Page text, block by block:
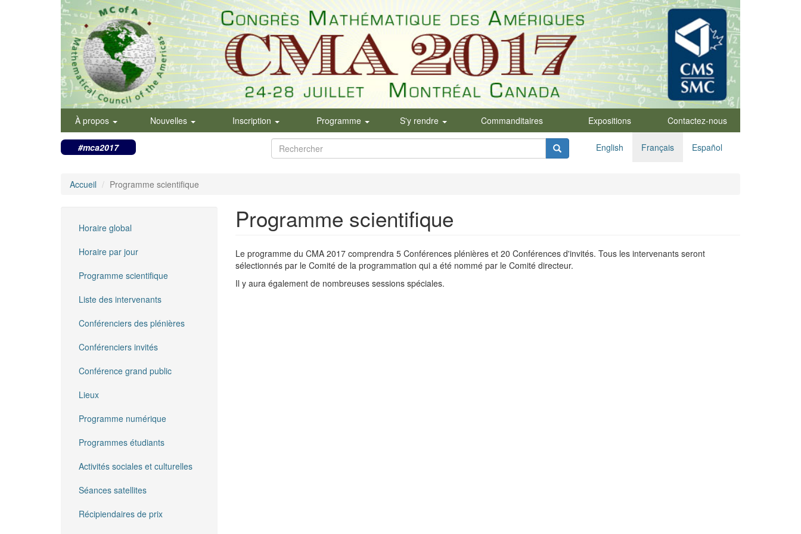
À propos Nouvelles Inscription Programme S'y rendre Commanditaires Expositions Contactez-nous
English Français Español
Formulaire
de
#mca2017
Accueil Programme scientifique
Horaire global
Horaire par jour
Programme scientifique
Liste des intervenants
Conférenciers des plénières
Conférenciers invités
Conférence grand public
Lieux
Programme numérique
Programmes étudiants
Activités sociales et culturelles
Séances satellites
Récipiendaires de prix
Programme scientifique
Le programme du CMA 2017 comprendra 5 Conférences plénières et 20 Conférences d'invités. Tous les intervenants seront
sélectionnés par le Comité de la programmation qui a été nommé par le Comité directeur.
Il y aura également de nombreuses sessions spéciales.